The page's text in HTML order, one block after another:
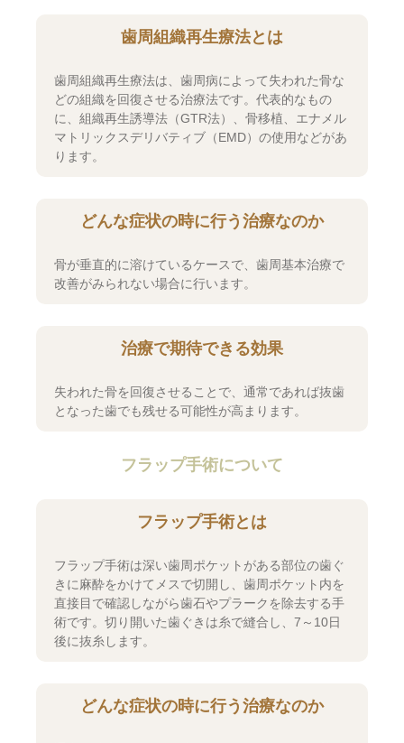
歯周組織再生療法とは
歯周組織再生療法は、歯周病によって失われた骨な
どの組織を回復させる治療法です。代表的なもの
に、組織再生誘導法（GTR法）、骨移植、エナメル
マトリックスデリバティブ（EMD）の使用などがあ
ります。
どんな症状の時に行う治療なのか
骨が垂直的に溶けているケースで、歯周基本治療で
改善がみられない場合に行います。
治療で期待できる効果
失われた骨を回復させることで、通常であれば抜歯
となった歯でも残せる可能性が高まります。
フラップ手術について
フラップ手術とは
フラップ手術は深い歯周ポケットがある部位の歯ぐ
きに麻酔をかけてメスで切開し、歯周ポケット内を
直接目で確認しながら歯石やプラークを除去する手
術です。切り開いた歯ぐきは糸で縫合し、7～10日
後に抜糸します。
どんな症状の時に行う治療なのか